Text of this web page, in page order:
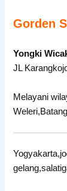
Gorden
Yongki
JL
Melayani